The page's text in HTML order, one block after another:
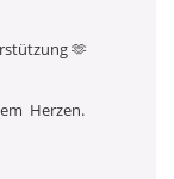
🫶
Herzen.